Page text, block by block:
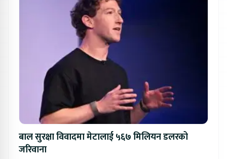
बाल सुरक्षा विवादमा मेटालाई ५६७ मिलियन डलरको
जरिवाना